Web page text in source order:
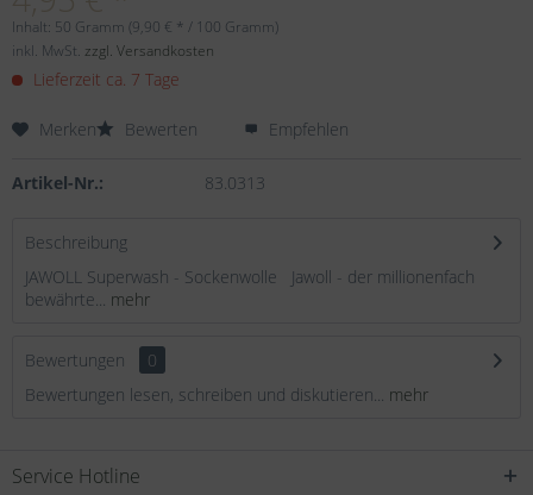
Inhalt: 50 Gramm (9,90 € * / 100 Gramm)
inkl. MwSt. zzgl. Versandkosten
Lieferzeit ca. 7 Tage
Merken Bewerten Empfehlen
Artikel-Nr.: 83.0313
Beschreibung
JAWOLL Superwash - Sockenwolle Jawoll - der millionenfach
bewährte... mehr
Bewertungen
0
Bewertungen lesen, schreiben und diskutieren... mehr
Service Hotline